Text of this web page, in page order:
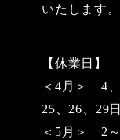
いたします。
【休業日】
＜4月＞ 4、
25、26、29日
＜5月＞ 2～